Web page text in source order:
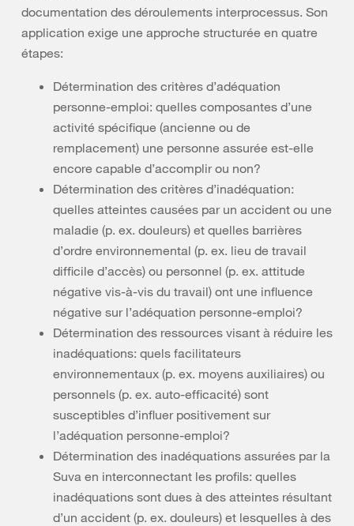
documentation des déroulements interprocessus. Son
application exige une approche structurée en quatre
étapes:
Détermination des critères d’adéquation
personne-emploi: quelles composantes d’une
activité spécifique (ancienne ou de
remplacement) une personne assurée est-elle
encore capable d’accomplir ou non?
Détermination des critères d’inadéquation:
quelles atteintes causées par un accident ou une
maladie (p. ex. douleurs) et quelles barrières
d’ordre environnemental (p. ex. lieu de travail
difficile d’accès) ou personnel (p. ex. attitude
négative vis-à-vis du travail) ont une influence
négative sur l’adéquation personne-emploi?
Détermination des ressources visant à réduire les
inadéquations: quels facilitateurs
environnementaux (p. ex. moyens auxiliaires) ou
personnels (p. ex. auto-efficacité) sont
susceptibles d’influer positivement sur
l’adéquation personne-emploi?
Détermination des inadéquations assurées par la
Suva en interconnectant les profils: quelles
inadéquations sont dues à des atteintes résultant
d’un accident (p. ex. douleurs) et lesquelles à des